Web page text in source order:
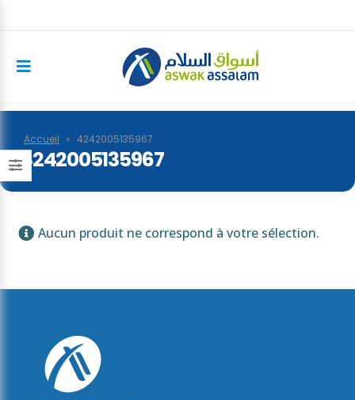
Accueil » 4242005135967
4242005135967
Aucun produit ne correspond à votre sélection.